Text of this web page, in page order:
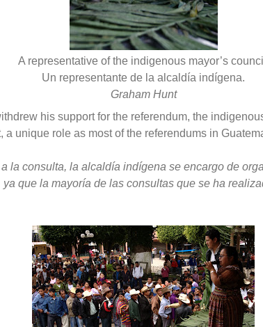
A representative of the indigenous mayor’s
Un representante de la alcaldía indígena.
Graham Hunt
his support for the referendum, the
unique role as most of the referendums in
la consulta, la alcaldía indígena se encargo de
que la mayoría de las consultas que se ha